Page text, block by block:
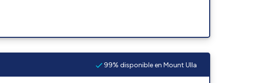
99% disponible en Mount Ulla